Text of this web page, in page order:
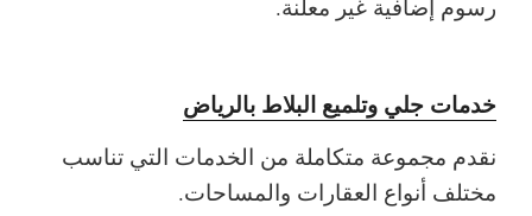
رسوم إضافية غير معلنة.
خدمات جلي وتلميع البلاط بالرياض
نقدم مجموعة متكاملة من الخدمات التي تناسب
مختلف أنواع العقارات والمساحات.